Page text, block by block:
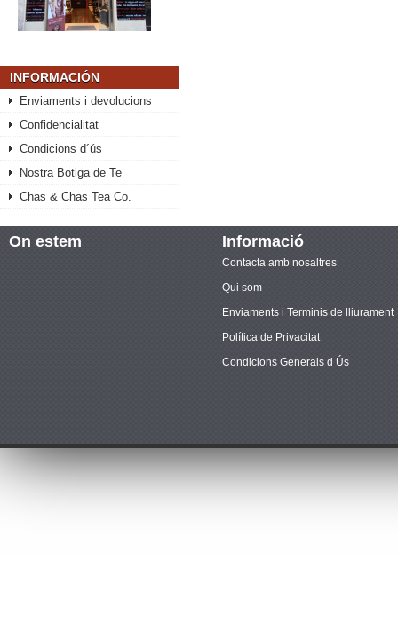
INFORMACIÓN
Enviaments i devolucions
Confidencialitat
Condicions d´ús
Nostra Botiga de Te
Chas & Chas Tea Co.
On estem Informació
Contacta amb nosaltres
Qui som
Enviaments i Terminis de lliurament
Política de Privacitat
Condicions Generals d Ús